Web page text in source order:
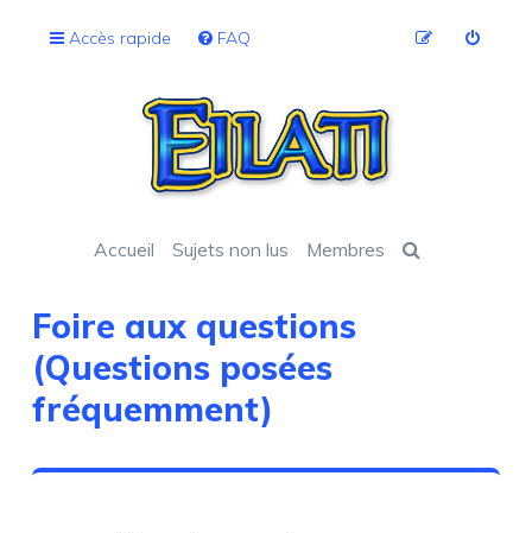
Accès rapide FAQ
Accueil Sujets non lus Membres
Foire aux questions
(Questions posées
fréquemment)